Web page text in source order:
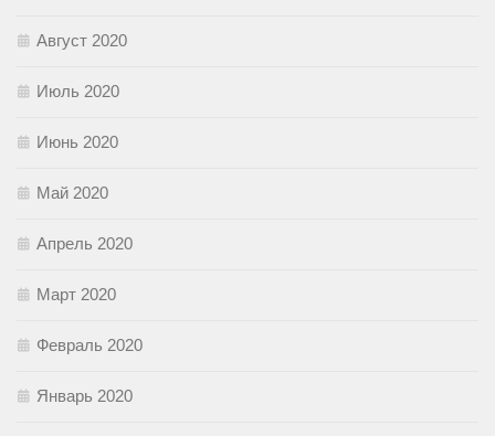
Август 2020
Июль 2020
Июнь 2020
Май 2020
Апрель 2020
Март 2020
Февраль 2020
Январь 2020